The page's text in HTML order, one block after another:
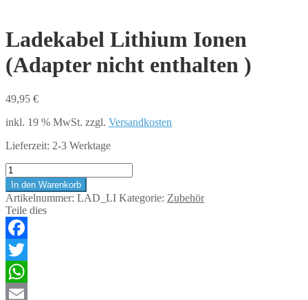
Ladekabel Lithium Ionen
(Adapter nicht enthalten )
49,95 €
inkl. 19 % MwSt. zzgl. Versandkosten
Lieferzeit: 2-3 Werktage
Ladekabel
Lithium
Ionen
(Adapter
nicht
enthalten
)
Menge
In den Warenkorb
Artikelnummer: LAD_LI Kategorie: Zubehör
Teile dies
Facebook
Twitter
WhatsApp